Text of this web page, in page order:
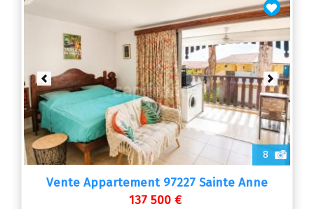
8
Previous Next
Vente Appartement 97227 Sainte Anne
137 500 €